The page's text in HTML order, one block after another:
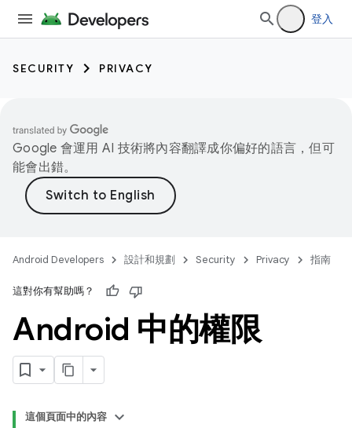
登入
SECURITY PRIVACY
Google 會運用 AI 技術將內容翻譯成你偏好的語言，但可
能會出錯。
Android Developers 設計和規劃 Security Privacy 指南
這對你有幫助嗎？
Android 中的權限
這個頁面中的內容